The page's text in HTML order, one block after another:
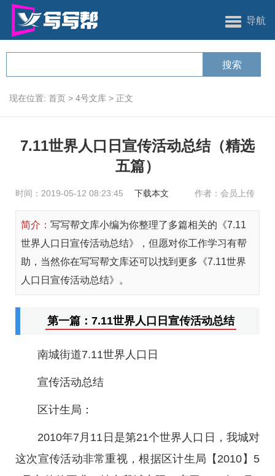
导航
现在位置: 首页 > 4号文库 > 正文
7.11世界人口日宣传活动总结（精选
五篇）
时间：2019-05-12 08:23:45 下载本文 作者：会员上传
简介： 写写帮文库小编为你整理了多篇相关的《7.11
世界人口日宣传活动总结》，但愿对你工作学习有帮
助，当然你在写写帮文库还可以找到更多《7.11世界
人口日宣传活动总结》。
第一篇：7.11世界人口日宣传活动总结
南城街道7.11世界人口日
宣传活动总结
区计生局：
2010年7月11日是第21个世界人口日，我城对
这次宣传活动非常重视，根据区计生局【2010】5